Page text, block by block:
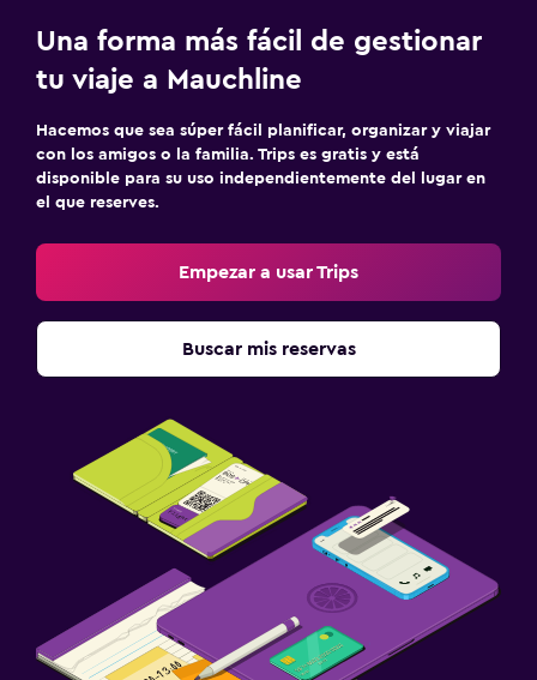
Una forma más fácil de gestionar
tu viaje a Mauchline
Hacemos que sea súper fácil planificar, organizar y viajar
con los amigos o la familia. Trips es gratis y está
disponible para su uso independientemente del lugar en
el que reserves.
Empezar a usar Trips
Buscar mis reservas